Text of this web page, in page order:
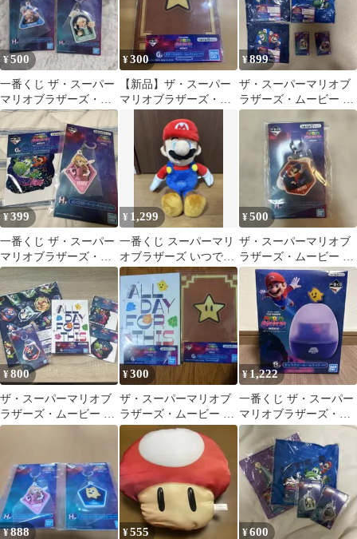
¥500
一番くじ ザ・スーパー
マリオブラザーズ・ム
ービー H賞 チャーム２
点
¥300
【新品】ザ・スーパー
マリオブラザーズ・ム
¥899
ザ・スーパーマリオブ
ラザーズ・ムービー 一
番くじ グッズセット
¥399
一番くじ ザ・スーパー
マリオブラザーズ・ム
ービー 2種セット
¥ 1,299
一番くじ スーパーマリ
オブラザーズ いつでも
マリオ！ コレクショ
ン ぬいぐるみ
¥500
ザ・スーパーマリオブ
ラザーズ・ムービー 一
番くじ H賞 マリオ
¥800
ザ・スーパーマリオブ
ラザーズ・ムービー 一
番くじ グッズセット
¥300
ザ・スーパーマリオブ
ラザーズ・ムービー 一
番くじ G賞 ノート
¥1,222
一番くじ ザ・スーパー
マリオブラザーズ・ム
ービー B賞 ギャラクシ
ールームライト
¥888 ¥555 ¥600